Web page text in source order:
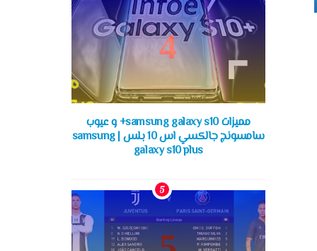
مميزات samsung galaxy s10+ و عيوب
سامسونج جالكسي اس 10 بلس | samsung
galaxy s10 plus